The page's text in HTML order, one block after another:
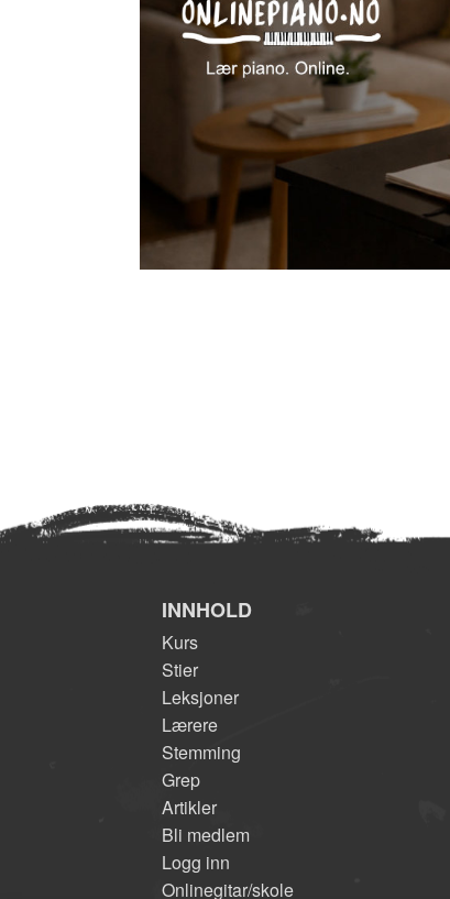
INNHOLD
Kurs
Stier
Leksjoner
Lærere
Stemming
Grep
Artikler
Bli medlem
Logg inn
Onlinegitar/skole